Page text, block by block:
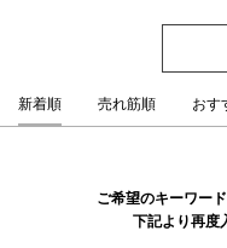
新着順 売れ筋順 おす
ご希望のキーワー
下記より再度